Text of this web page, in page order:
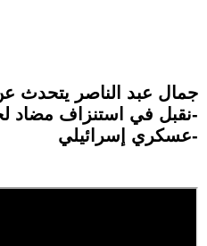
جمال عبد الناصر يتحدث
عسكري إسرائيلي-